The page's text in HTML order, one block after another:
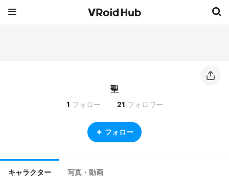
聖
1 フォロー 21 フォロワー
フォロー
キャラクター 写真・動画